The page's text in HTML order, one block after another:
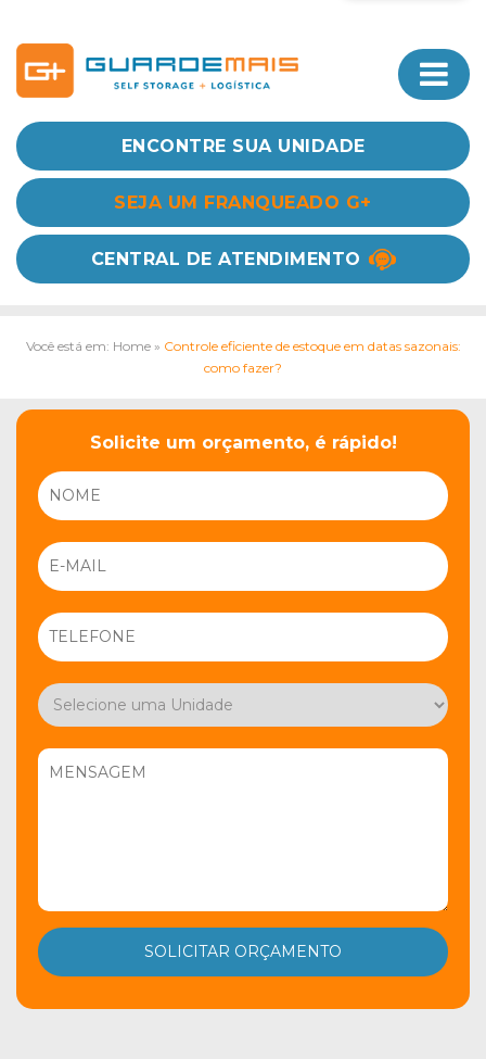
ENCONTRE SUA UNIDADE
SEJA UM FRANQUEADO G+
CENTRAL DE ATENDIMENTO
Você está em: Home» Controle eficiente de estoque em datas sazonais:
como fazer?
Solicite um orçamento, é rápido!